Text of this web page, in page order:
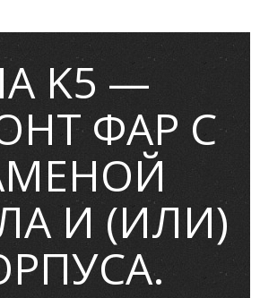
K5 —
ФАР С
И (ИЛИ)